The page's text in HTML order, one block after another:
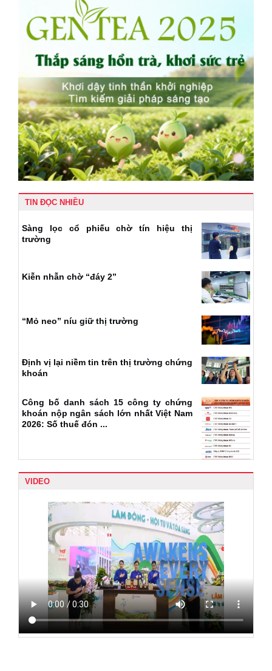
TIN ĐỌC NHIỀU
Sàng lọc cổ phiếu chờ tín hiệu thị
trường
Kiễn nhẫn chờ “đáy 2”
“Mỏ neo” níu giữ thị trường
Định vị lại niềm tin trên thị trường chứng
khoán
Công bố danh sách 15 công ty chứng
khoán nộp ngân sách lớn nhất Việt Nam
2026: Số thuế đón ...
VIDEO